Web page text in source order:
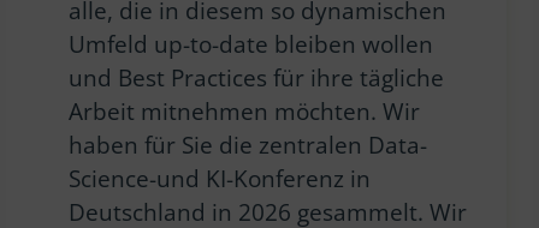
alle, die in diesem so dynamischen
Umfeld up-to-date bleiben wollen
und Best Practices für ihre tägliche
Arbeit mitnehmen möchten. Wir
haben für Sie die zentralen Data-
Science-und KI-Konferenz in
Deutschland in 2026 gesammelt. Wir